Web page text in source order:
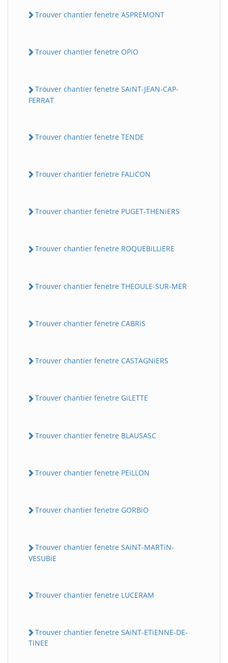
Trouver chantier fenetre ASPREMONT
Trouver chantier fenetre OPiO
Trouver chantier fenetre SAiNT-JEAN-CAP-
FERRAT
Trouver chantier fenetre TENDE
Trouver chantier fenetre FALiCON
Trouver chantier fenetre PUGET-THENiERS
Trouver chantier fenetre ROQUEBiLLiERE
Trouver chantier fenetre THEOULE-SUR-MER
Trouver chantier fenetre CABRiS
Trouver chantier fenetre CASTAGNiERS
Trouver chantier fenetre GiLETTE
Trouver chantier fenetre BLAUSASC
Trouver chantier fenetre PEiLLON
Trouver chantier fenetre GORBiO
Trouver chantier fenetre SAiNT-MARTiN-
VESUBiE
Trouver chantier fenetre LUCERAM
Trouver chantier fenetre SAiNT-ETiENNE-DE-
TiNEE